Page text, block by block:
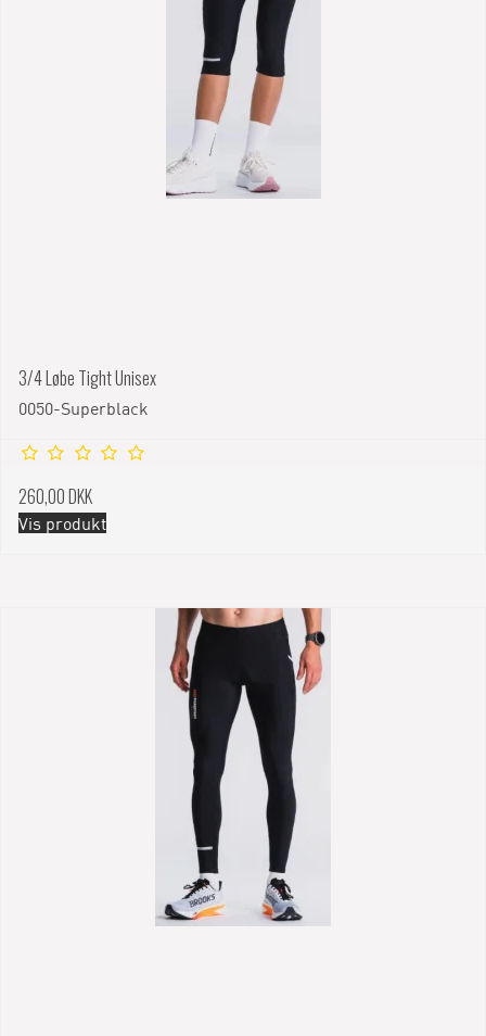
3/4 Løbe Tight Unisex
0050-Superblack
260,00 DKK
Vis produkt